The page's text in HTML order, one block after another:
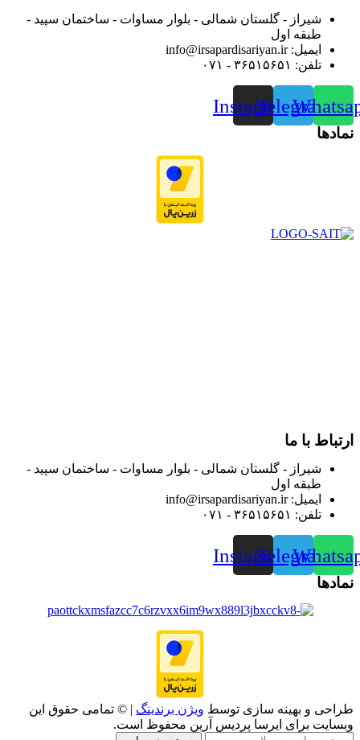
شیراز - گلستان شمالی - بلوار مساوات - ساختمان سپید -
طبقه اول
ایمیل: info@irsapardisariyan.ir
تلفن: ۳۶۵۱۵۶۵۱ - ۰۷۱
Telegram
Instagram
نمادها
ارتباط با ما
شیراز - گلستان شمالی - بلوار مساوات - ساختمان سپید -
طبقه اول
ایمیل: info@irsapardisariyan.ir
تلفن: ۳۶۵۱۵۶۵۱ - ۰۷۱
Telegram
Instagram
نمادها
طراحی و بهینه سازی توسط ویژن برندینگ | © تمامی حقوق این
وبسایت برای ایرسا پردیس آرین محفوظ است.